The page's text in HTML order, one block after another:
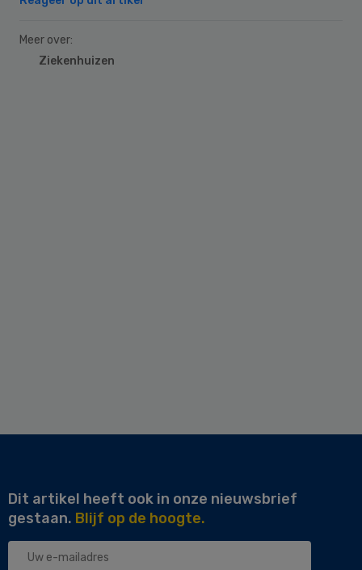
Meer over:
Ziekenhuizen
Dit artikel heeft ook in onze nieuwsbrief
gestaan. Blijf op de hoogte.
Uw